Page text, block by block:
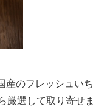
産のフレッシュいち
厳選して取り寄せま